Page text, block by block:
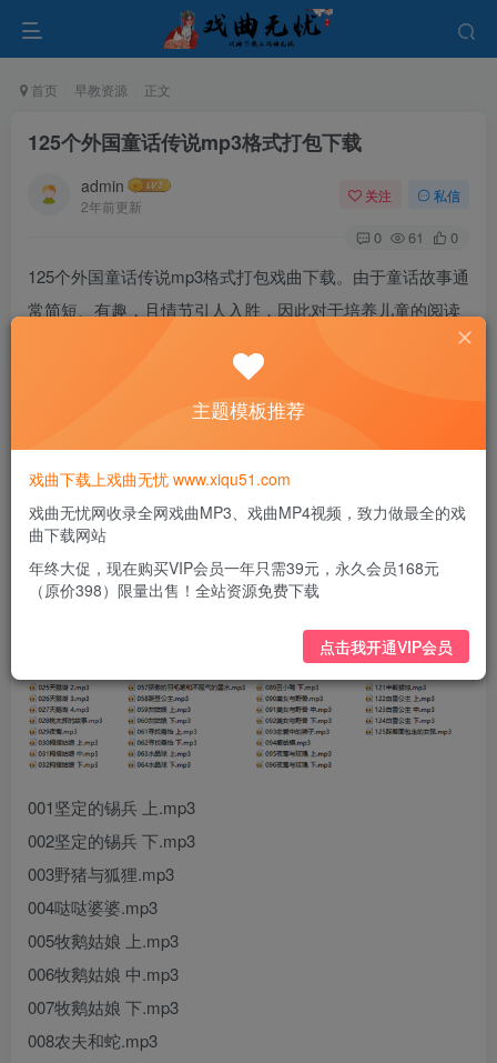
首页 早教资源 正文
125个外国童话传说mp3格式打包下载
admin
2年前更新
关注 私信
0 61 0
125个外国童话传说mp3格式打包戏曲下载。由于童话故事通
常简短、有趣，且情节引人入胜，因此对于培养儿童的阅读
兴趣和耐心具有重要作用。儿童可以养成良好的阅读习惯和
001坚定的锡兵 上.mp3
002坚定的锡兵 下.mp3
003野猪与狐狸.mp3
004哒哒婆婆.mp3
005牧鹅姑娘 上.mp3
006牧鹅姑娘 中.mp3
007牧鹅姑娘 下.mp3
008农夫和蛇.mp3
主题模板推荐
戏曲下载上戏曲无忧 www.xiqu51.com
戏曲无忧网收录全网戏曲MP3、戏曲MP4视频，致力做最全的戏
曲下载网站
年终大促，现在购买VIP会员一年只需39元，永久会员168元
（原价398）限量出售！全站资源免费下载
点击我开通VIP会员